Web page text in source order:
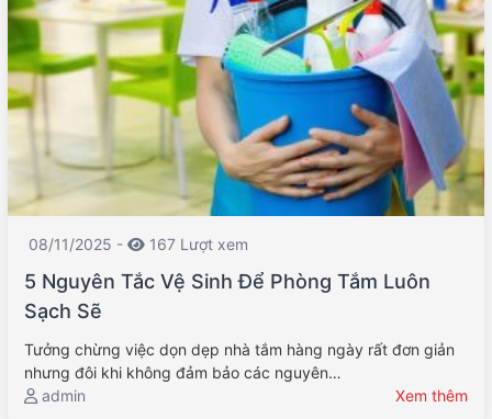
08/11/2025 - 167 Lượt xem
5 Nguyên Tắc Vệ Sinh Để Phòng Tắm Luôn
Sạch Sẽ
Tưởng chừng việc dọn dẹp nhà tắm hàng ngày rất đơn giản
nhưng đôi khi không đảm bảo các nguyên…
admin
Xem thêm